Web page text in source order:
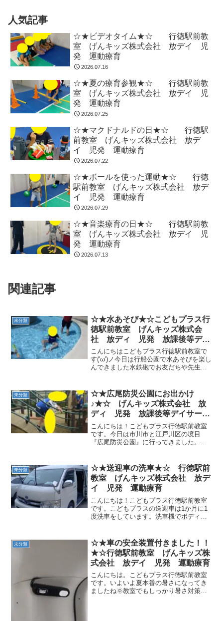
人気記事
☆★ビデオタイム★☆ 行徳駅前教
室 げんキッズ株式会社 放デイ 児
発 運動療育
2026.07.16
☆★夏の療育参観★☆ 行徳駅前教
室 げんキッズ株式会社 放デイ 児
発 運動療育
2026.07.25
☆★マクドナルドの日★☆ 行徳駅
前教室 げんキッズ株式会社 放デ
イ 児発 運動療育
2026.07.22
☆★ボールを使った運動★☆ 行徳
駅前教室 げんキッズ株式会社 放デ
イ 児発 運動療育
2026.07.29
☆★音楽療育の日★☆ 行徳駅前教
室 げんキッズ株式会社 放デイ 児
発 運動療育
2026.07.13
関連記事
未分類
☆★水あそび★☆こどもプラス行
徳駅前教室 げんキッズ株式会
社 放ディ 児発 放課後等デイ
サービス 児童発達支援事業 無
料送迎 発達障害 運動療育 行
徳 行徳駅前 南行徳 妙典 市
春江町 体幹 ダウン症
ADHD
こんにちはこどもプラス行徳駅前教室で
す('ω')ノ今日は行船公園で水あそびを楽し
んできました水鉄砲でお友だちや先生と
る様子でした( *´艸｀)☀公園内にある動物
園も散策...
未分類
☆★広尾防災公園にお出かけ
♪★☆ げんキッズ株式会社 放
ディ 児発 放課後等デイサービ
ス 児童発達支援事業 無料送
迎 発達障害 運動療育 行徳
行徳駅前 南行徳 妙典 市川
江町 体幹 ダウン症 ADHD
こんにちは！こどもプラス行徳駅前教室
です。今日は市川市と江戸川区の境目
『広尾防災公園』に行ってきました。芝
こどもプラス行徳教室もお出かけでした
よ。久しぶりに会えたお友...
未分類
☆★送迎車の洗車★☆ 行徳駅前
教室 げんキッズ株式会社 放デ
イ 児発 運動療育
こんにちは！こどもプラス行徳駅前教室
です。こどもプラスの送迎車は1か月に1
度洗車をしています。洗車機でボディー
ほこりなどいろいろ飛んでいますよね💦
みんなが座るシートも掃...
未分類
☆★車の安全装置付きました！！
★☆行徳駅前教室 げんキッズ株
式会社 放デイ 児発 運動療育
こんにちは。こどもプラス行徳駅前教室
です。いよいよ夏本番の暑さになってき
ましたね🌞教室でもしっかり暑さ対策を